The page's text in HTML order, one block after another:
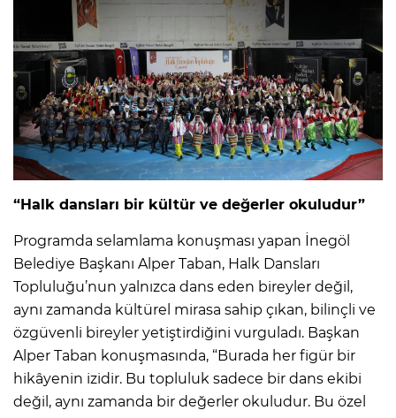
“Halk dansları bir kültür ve değerler okuludur”
Programda selamlama konuşması yapan İnegöl
Belediye Başkanı Alper Taban, Halk Dansları
Topluluğu’nun yalnızca dans eden bireyler değil,
aynı zamanda kültürel mirasa sahip çıkan, bilinçli ve
özgüvenli bireyler yetiştirdiğini vurguladı. Başkan
Alper Taban konuşmasında, “Burada her figür bir
hikâyenin izidir. Bu topluluk sadece bir dans ekibi
değil, aynı zamanda bir değerler okuludur. Bu özel